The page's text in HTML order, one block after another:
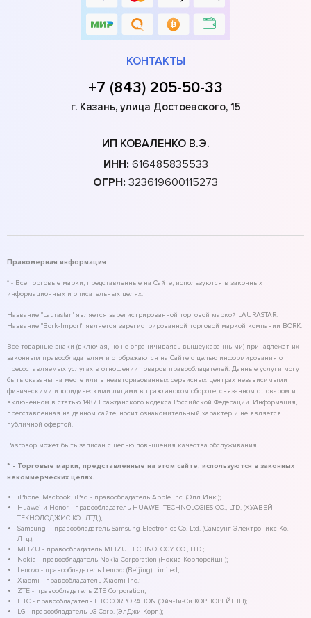
КОНТАКТЫ
+7 (843) 205-50-33
г. Казань, улица Достоевского, 15
ИП КОВАЛЕНКО В.Э.
ИНН: 616485835533
ОГРН: 323619600115273
Правомерная информация
* - Все торговые марки, представленные на Сайте, используются в законных
информационных и описательных целях.
Название "Laurastar" является зарегистрированной торговой маркой LAURASTAR.
Название "Bork-Import" является зарегистрированной торговой маркой компании BORK.
Все товарные знаки (включая, но не ограничиваясь вышеуказанными) принадлежат их
законным правообладателям и отображаются на Сайте с целью информирования о
предоставляемых услугах в отношении товаров правообладателей. Данные услуги могут
быть оказаны на месте или в неавторизованных сервисных центрах независимыми
физическими и юридическими лицами в гражданском обороте, связанном с товаром и
включенном в статью 1487 Гражданского кодекса Российской Федерации. Информация,
представленная на данном сайте, носит ознакомительный характер и не является
публичной офертой.
Разговор может быть записан с целью повышения качества обслуживания.
* - Торговые марки, представленные на этом сайте, используются в законных
некоммерческих целях.
iPhone, Macbook, iPad - правообладатель Apple Inc. (Эпл Инк.);
Huawei и Honor - правообладатель HUAWEI TECHNOLOGIES CO., LTD. (ХУАВЕЙ
ТЕКНОЛОДЖИС КО., ЛТД.);
Samsung – правообладатель Samsung Electronics Co. Ltd. (Самсунг Электроникс Ко.,
Лтд.);
MEIZU - правообладатель MEIZU TECHNOLOGY CO., LTD.;
Nokia - правообладатель Nokia Corporation (Нокиа Корпорейшн);
Lenovo - правообладатель Lenovo (Beijing) Limited;
Xiaomi - правообладатель Xiaomi Inc.;
ZTE - правообладатель ZTE Corporation;
HTC - правообладатель HTC CORPORATION (Эйч-Ти-Си КОРПОРЕЙШН);
LG - правообладатель LG Corp. (ЭлДжи Корп.);